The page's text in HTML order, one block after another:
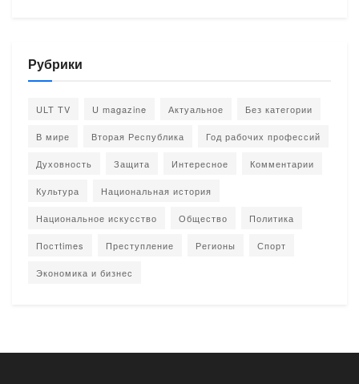
Рубрики
ULT TV U magazine Актуальное Без категории
В мире Вторая Республика Год рабочих профессий
Духовность Защита Интересное Комментарии
Культура Национальная история
Национальное искусство Общество Политика
Постtimes Преступление Регионы Спорт
Экономика и бизнес